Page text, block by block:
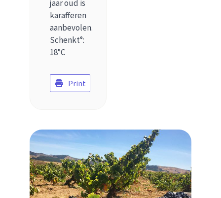
jaar oud is
karafferen
aanbevolen.
Schenkt°:
18°C
Print